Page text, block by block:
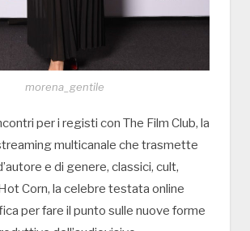
morena_gentile
per i registi con The Film Club, la
multicanale che trasmette
e di genere, classici, cult,
Corn, la celebre testata online
per fare il punto sulle nuove forme